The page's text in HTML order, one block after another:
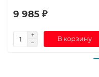
9 985 ₽
В корзину